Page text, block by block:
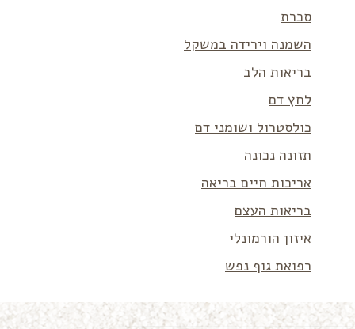
סכרת
השמנה וירידה במשקל
בריאות הלב
לחץ דם
כולסטרול ושומני דם
תזונה נכונה
אריכות חיים בריאה
בריאות העצם
איזון הורמונלי
רפואת גוף נפש